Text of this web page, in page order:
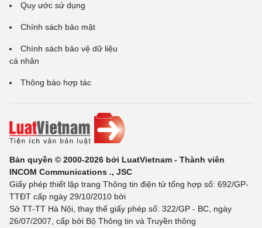
Quy ước sử dụng
Chính sách bảo mật
Chính sách bảo vệ dữ liệu
cá nhân
Thông báo hợp tác
Bản quyền © 2000-2026 bởi LuatVietnam - Thành viên
INCOM Communications ., JSC
Giấy phép thiết lập trang Thông tin điện tử tổng hợp số: 692/GP-
TTĐT cấp ngày 29/10/2010 bởi
Sở TT-TT Hà Nội, thay thế giấy phép số: 322/GP - BC, ngày
26/07/2007, cấp bởi Bộ Thông tin và Truyền thông